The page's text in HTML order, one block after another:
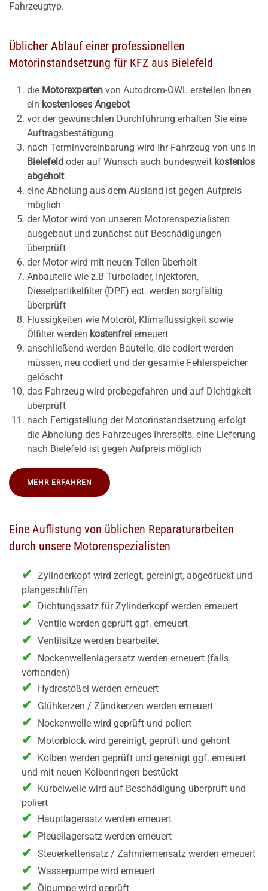
Fahrzeugtyp.
Üblicher Ablauf einer professionellen
Motorinstandsetzung für KFZ aus Bielefeld
die Motorexperten von Autodrom-OWL erstellen Ihnen
ein kostenloses Angebot
vor der gewünschten Durchführung erhalten Sie eine
Auftragsbestätigung
nach Terminvereinbarung wird Ihr Fahrzeug von uns in
Bielefeld oder auf Wunsch auch bundesweit kostenlos
abgeholt
eine Abholung aus dem Ausland ist gegen Aufpreis
möglich
der Motor wird von unseren Motorenspezialisten
ausgebaut und zunächst auf Beschädigungen
überprüft
der Motor wird mit neuen Teilen überholt
Anbauteile wie z.B Turbolader, Injektoren,
Dieselpartikelfilter (DPF) ect. werden sorgfältig
überprüft
Flüssigkeiten wie Motoröl, Klimaflüssigkeit sowie
Ölfilter werden kostenfrei erneuert
anschließend werden Bauteile, die codiert werden
müssen, neu codiert und der gesamte Fehlerspeicher
gelöscht
das Fahrzeug wird probegefahren und auf Dichtigkeit
überprüft
nach Fertigstellung der Motorinstandsetzung erfolgt
die Abholung des Fahrzeuges Ihrerseits, eine Lieferung
nach Bielefeld ist gegen Aufpreis möglich
MEHR ERFAHREN
Eine Auflistung von üblichen Reparaturarbeiten
durch unsere Motorenspezialisten
Zylinderkopf wird zerlegt, gereinigt, abgedrückt und
plangeschliffen
Dichtungssatz für Zylinderkopf werden erneuert
Ventile werden geprüft ggf. erneuert
Ventilsitze werden bearbeitet
Nockenwellenlagersatz werden erneuert (falls
vorhanden)
Hydrostößel werden erneuert
Glühkerzen / Zündkerzen werden erneuert
Nockenwelle wird geprüft und poliert
Motorblock wird gereinigt, geprüft und gehont
Kolben werden geprüft und gereinigt ggf. erneuert
und mit neuen Kolbenringen bestückt
Kurbelwelle wird auf Beschädigung überprüft und
poliert
Hauptlagersatz werden erneuert
Pleuellagersatz werden erneuert
Steuerkettensatz / Zahnriemensatz werden erneuert
Wasserpumpe wird erneuert
Ölpumpe wird geprüft